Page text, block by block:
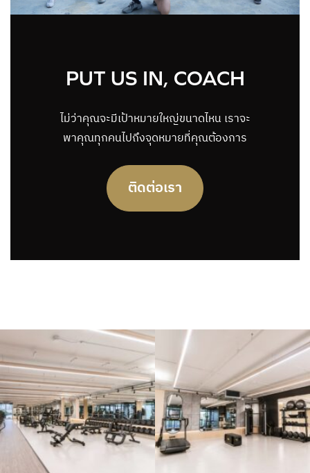
PUT US IN, COACH
ไม่ว่าคุณจะมีเป้าหมายใหญ่ขนาดไหน เราจะ
พาคุณทุกคนไปถึงจุดหมายที่คุณต้องการ
ติดต่อเรา